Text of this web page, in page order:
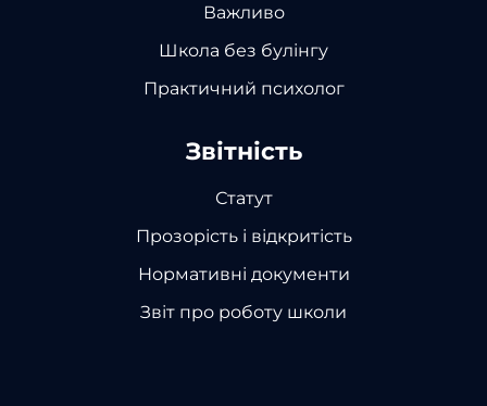
Важливо
Школа без булінгу
Практичний психолог
Звітність
Статут
Прозорість і відкритість
Нормативні документи
Звіт про роботу школи